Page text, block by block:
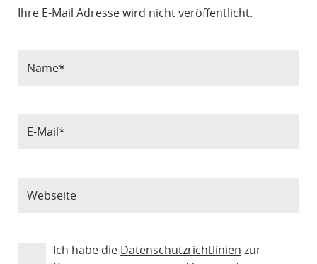
Ihre E-Mail Adresse wird nicht veröffentlicht.
Ich habe die Datenschutzrichtlinien zur